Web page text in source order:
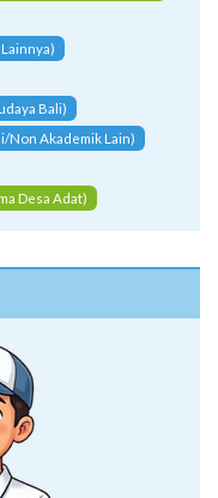
Bali)
Non Akademik Lain)
Desa Adat)